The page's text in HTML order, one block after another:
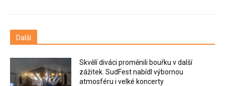
Další
Skvělí diváci proměnili bouřku v další
zážitek. SudFest nabídl výbornou
atmosféru i velké koncerty